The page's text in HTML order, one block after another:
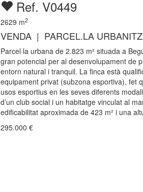
Ref. V0449
2629 m2
VENDA | PARCEL.LA
Parcel·la urbana de 2.823 m² situada a
gran potencial per al desenvolupament de
entorn natural i tranquil. La finca està
equipament privat (subzona esportiva), fet
usos esportius en les seves diferents
d’un club social i un habitatge vinculat al
edificabilitat aproximada de 423 m² i una
295.000 €